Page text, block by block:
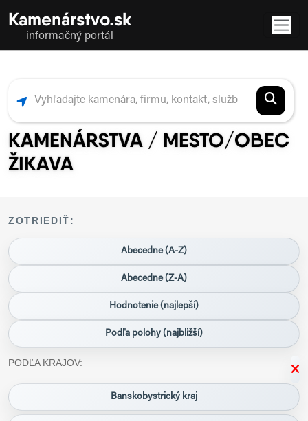
Kamenárstvo.sk
informačný portál
KAMENÁRSTVA / MESTO/OBEC
ŽIKAVA
ZOTRIEDIŤ:
Abecedne (A-Z)
Abecedne (Z-A)
Hodnotenie (najlepší)
Podľa polohy (najbližší)
PODĽA KRAJOV:
Banskobystrický kraj